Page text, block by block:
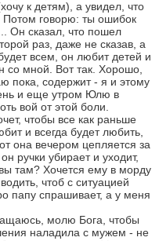
к детям), а увидел, что
Потом говорю: ты ошибок
Он сказал, что пошел
раз, даже не сказав, а
всем, он любит детей и
со мной. Вот так. Хорошо,
пока, содержит - я и этому
и еще утром Юлю в
вой от этой боли.
чтобы все как раньше
и всегда будет любить,
она вечером цепляется за
ручки убирает и уходит,
там? Хочется ему в морду
чтоб с ситуацией
папу спрашивает, а у меня
молю Бога, чтобы
наладила с мужем - не